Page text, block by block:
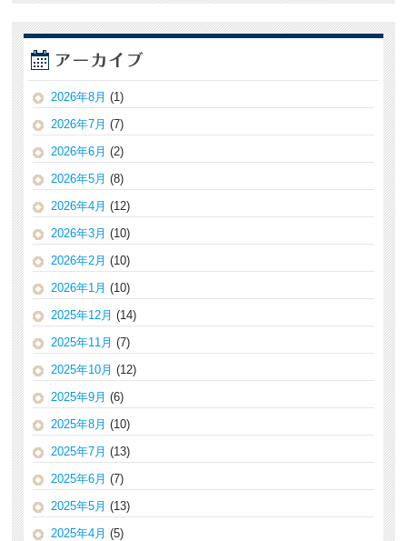
2026年8月 (1)
2026年7月 (7)
2026年6月 (2)
2026年5月 (8)
2026年4月 (12)
2026年3月 (10)
2026年2月 (10)
2026年1月 (10)
2025年12月 (14)
2025年11月 (7)
2025年10月 (12)
2025年9月 (6)
2025年8月 (10)
2025年7月 (13)
2025年6月 (7)
2025年5月 (13)
2025年4月 (5)